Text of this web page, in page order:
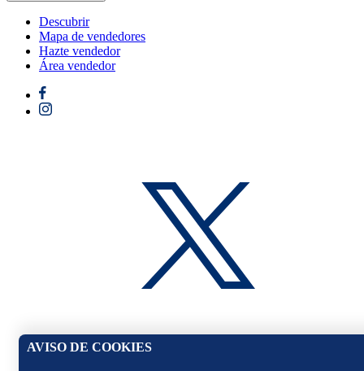
Descubrir
Mapa de vendedores
Hazte vendedor
Área vendedor
AVISO DE COOKIES